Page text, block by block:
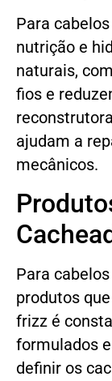
Para
nutrição e
naturais,
fios e
ajudam a
mecânicos.
Para
produtos
frizz é
formulados
definir os